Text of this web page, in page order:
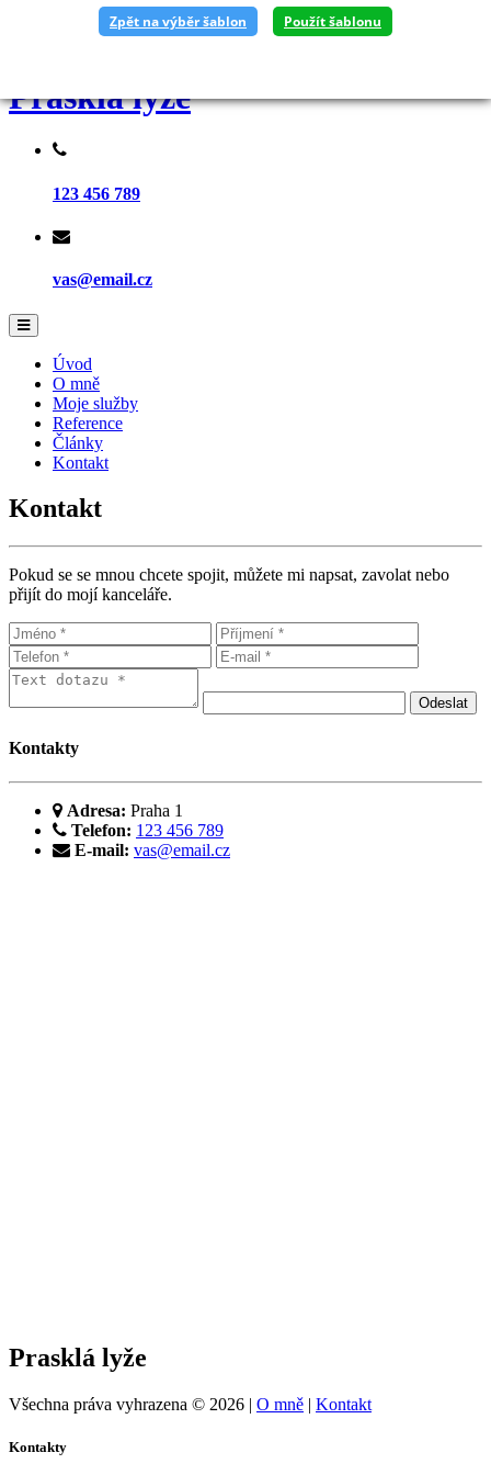
Zpět na výběr šablon Použít šablonu
Prasklá lyže
123 456 789
vas@email.cz
Úvod
O mně
Moje služby
Reference
Články
Kontakt
Kontakt
Pokud se se mnou chcete spojit, můžete mi napsat, zavolat nebo
přijít do mojí kanceláře.
Kontakty
Adresa: Praha 1
Telefon: 123 456 789
E-mail: vas@email.cz
Prasklá lyže
Všechna práva vyhrazena © 2026 | O mně | Kontakt
Kontakty